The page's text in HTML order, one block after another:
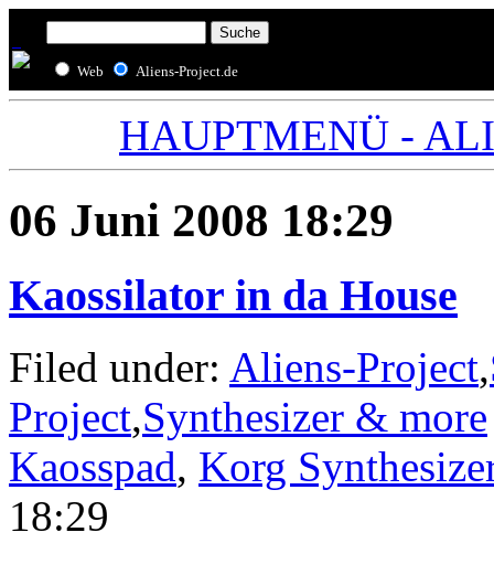
Web Aliens-Project.de
HAUPTMENÜ -
06 Juni 2008 18:29
Kaossilator in da House
Filed under: Aliens-Project,
Project,Synthesizer & more
Kaosspad, Korg
18:29